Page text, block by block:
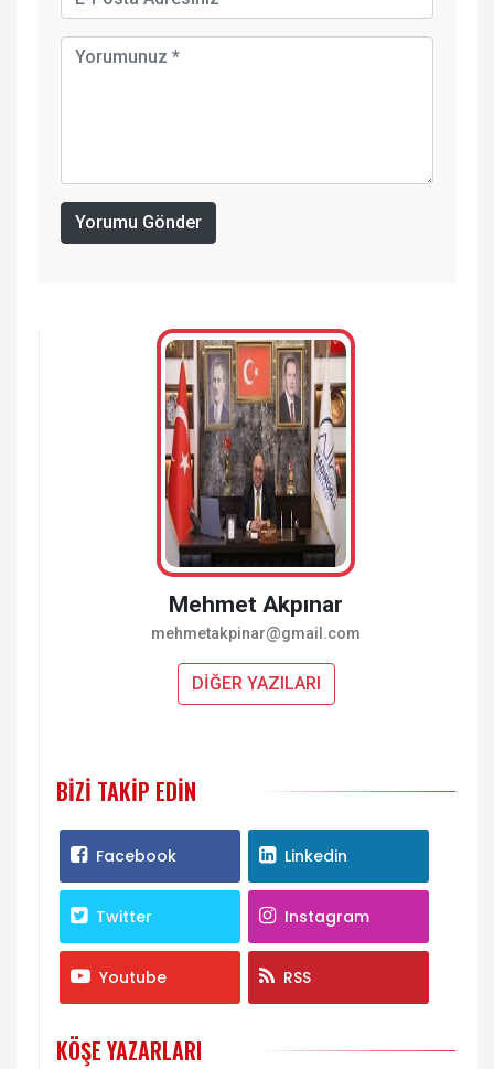
Yorumu Gönder
Mehmet Akpınar
mehmetakpinar@gmail.com
DİĞER YAZILARI
BIZI TAKIP EDIN
Facebook Linkedin
Twitter Instagram
Youtube RSS
KÖŞE YAZARLARI